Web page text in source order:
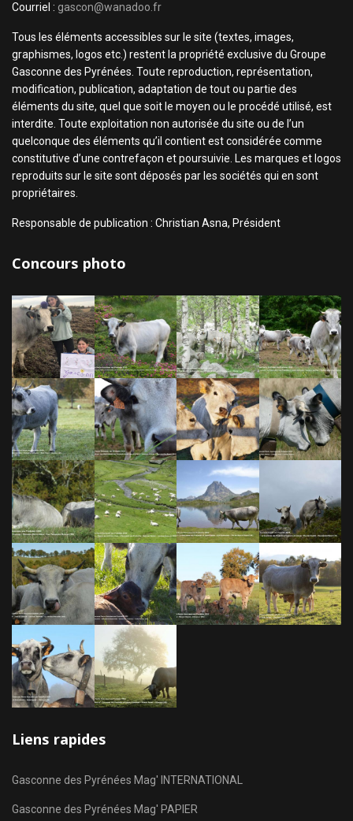
Courriel : gascon@wanadoo.fr
Tous les éléments accessibles sur le site (textes, images,
graphismes, logos etc.) restent la propriété exclusive du Groupe
Gasconne des Pyrénées. Toute reproduction, représentation,
modification, publication, adaptation de tout ou partie des
éléments du site, quel que soit le moyen ou le procédé utilisé, est
interdite. Toute exploitation non autorisée du site ou de l’un
quelconque des éléments qu’il contient est considérée comme
constitutive d’une contrefaçon et poursuivie. Les marques et logos
reproduits sur le site sont déposés par les sociétés qui en sont
propriétaires.
Responsable de publication : Christian Asna, Président
Concours photo
Liens rapides
Gasconne des Pyrénées Mag' INTERNATIONAL
Gasconne des Pyrénées Mag' PAPIER